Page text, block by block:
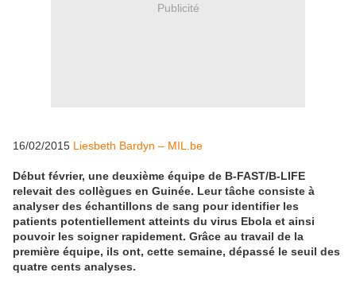
Publicité
16/02/2015 Liesbeth Bardyn – MIL.be
Début février, une deuxième équipe de B-FAST/B-LIFE
relevait des collègues en Guinée. Leur tâche consiste à
analyser des échantillons de sang pour identifier les
patients potentiellement atteints du virus Ebola et ainsi
pouvoir les soigner rapidement. Grâce au travail de la
première équipe, ils ont, cette semaine, dépassé le seuil des
quatre cents analyses.